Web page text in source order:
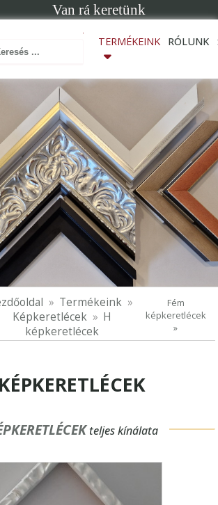
Van rá keretünk
Keresés ...
TERMÉKEINK RÓLUNK
Termékeink
Képkeretlécek
H
képkeretlécek
Fém
képkeretlécek
»
teljes kínálata